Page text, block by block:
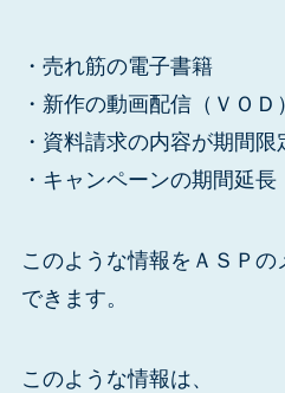
・売れ筋の電子書籍
・新作の動画配信（ＶＯＤ）
・資料請求の内容が期間
・キャンペーンの期間延長
このような情報をＡＳＰ
できます。
このような情報は、